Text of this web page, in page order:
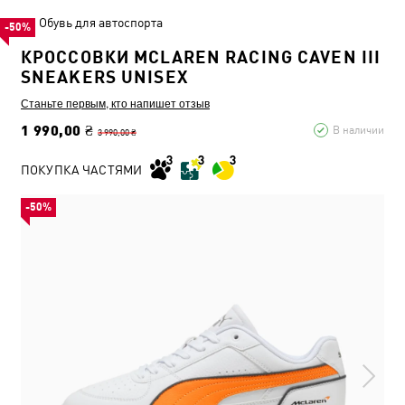
Обувь для автоспорта
КРОССОВКИ MCLAREN RACING CAVEN III
SNEAKERS UNISEX
Станьте первым, кто напишет отзыв
1 990,00 ₴ 3 990,00 ₴ В наличии
-50%
ПОКУПКА ЧАСТЯМИ
-50%